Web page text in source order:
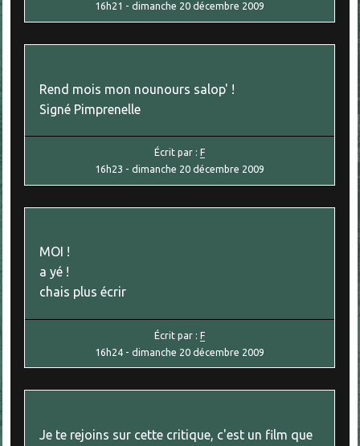
16h21 -dimanche 20 décembre 2009
Rend mois mon nounours salop' !
Signé Pimprenelle
Écrit par :F
16h23 -dimanche 20 décembre 2009
MOI !
a yé !
chais plus écrir
Écrit par :F
16h24 -dimanche 20 décembre 2009
Je te rejoins sur cette critique, c'est un film que